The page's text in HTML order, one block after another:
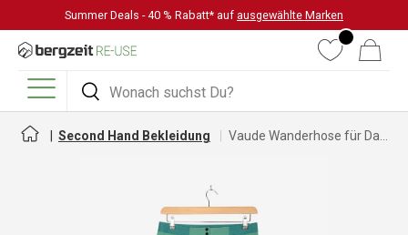
DIREKT ZUM INHALT
Summer Deals - 40 % Rabatt* auf ausgewählte Marken
Suchen
Suchen
WunschlisteWarenkorb
Menü
Second Hand Bekleidung